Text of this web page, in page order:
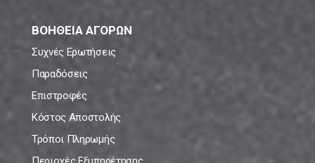
ΒΟΗΘΕΙΑ ΑΓΟΡΩΝ
Συχνές Ερωτήσεις
Παραδόσεις
Επιστροφές
Κόστος Αποστολής
Τρόποι Πληρωμής